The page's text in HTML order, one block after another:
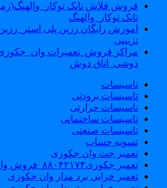
فروش فلاش تانک
تانک توکار_والهنگ
اموزش رایگان رزین پلی استر_رزین
تزیینی
مراکز فروش_تعمیرات
دوشی_اتاق دوش
تاسیسات
تاسیسات برودتی
تاسیسات حرارتی
تاسیسات ساختمانی
تاسیسات صنعتی
تسویه حساب
تعمیر جت وان جکوزی
تعمیر جکوزی۸۸۰۴۲۱۷۴_فروش وان_جکوزی
تعمیر خرابی برد مدار وان جکوزی